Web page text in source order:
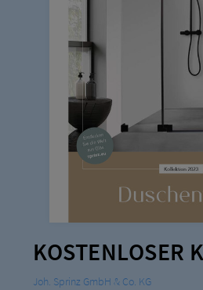
KOSTENLOSER
Joh. Sprinz GmbH & Co. KG